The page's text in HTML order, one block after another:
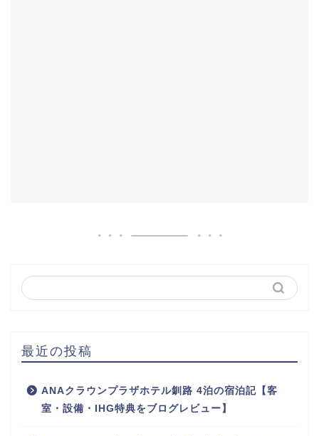
最近の投稿
ANAクラウンプラザホテル釧路 4泊の宿泊記【客
室・設備・IHG特典をブログレビュー】